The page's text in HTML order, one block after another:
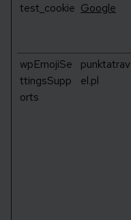
test_cookie Google
wpEmojiSe
ttingsSupp
orts
punktatrav
el.pl